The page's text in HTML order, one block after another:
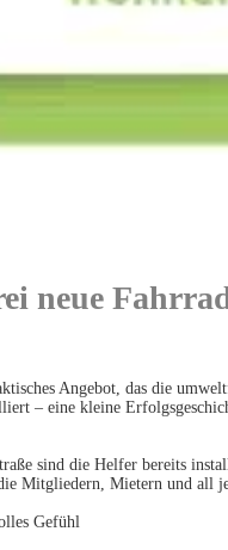
neue
Angebot, das die
– eine kleine
sind die Helfer bereits
Mitgliedern, Mietern und all
Gefühl